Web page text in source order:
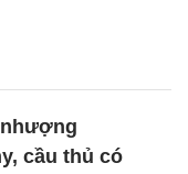
cầu thủ có